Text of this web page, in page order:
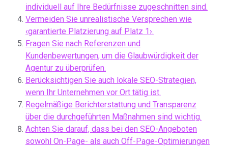
individuell auf Ihre Bedürfnisse zugeschnitten sind.
Vermeiden Sie unrealistische Versprechen wie
‹garantierte Platzierung auf Platz 1›.
Fragen Sie nach Referenzen und
Kundenbewertungen, um die Glaubwürdigkeit der
Agentur zu überprüfen.
Berücksichtigen Sie auch lokale SEO-Strategien,
wenn Ihr Unternehmen vor Ort tätig ist.
Regelmäßige Berichterstattung und Transparenz
über die durchgeführten Maßnahmen sind wichtig.
Achten Sie darauf, dass bei den SEO-Angeboten
sowohl On-Page- als auch Off-Page-Optimierungen